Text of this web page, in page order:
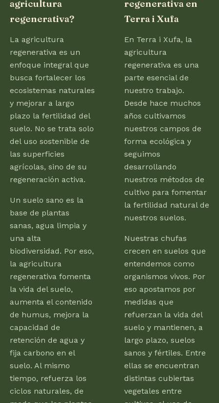
agricultura
regenerativa?
La agricultura
regenerativa es un
enfoque integral que
busca fortalecer los
ecosistemas naturales
y mejorar a largo
plazo la fertilidad del
suelo. No se trata solo
del uso sostenible de
las superficies
agrícolas, sino de su
regeneración activa.
Un suelo sano es la
base de plantas
sanas, agua limpia y
una alta
biodiversidad. Por eso,
la agricultura
regenerativa fomenta
la vida del suelo,
aumenta el contenido
de humus, mejora la
capacidad de
retención de agua y
fija carbono en el
suelo. Al mismo
tiempo, refuerza los
ciclos naturales, de
regenerativa en
Terra i Xufa
En Terra i Xufa, la
agricultura
regenerativa es una
parte esencial de
nuestro trabajo.
Desde hace muchos
años cultivamos
nuestros campos de
forma ecológica y
seguimos
desarrollando
nuestros métodos de
cultivo para fomentar
la fertilidad natural de
nuestros suelos.
Nuestras chufas
crecen en suelos que
entendemos como
organismos vivos. Por
eso apostamos por
medidas que
refuerzan la vida del
suelo y mantienen, a
largo plazo, suelos
sanos y fértiles. Entre
ellas se encuentran
distintas cubiertas
vegetales entre